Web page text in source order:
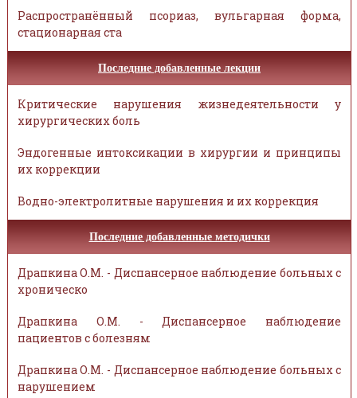
Распространённый псориаз, вульгарная форма,
стационарная ста
Последние добавленные лекции
Критические нарушения жизнедеятельности у
хирургических боль
Эндогенные интоксикации в хирургии и принципы
их коррекции
Водно-электролитные нарушения и их коррекция
Последние добавленные методички
Драпкина О.М. - Диспансерное наблюдение больных с
хроническо
Драпкина О.М. - Диспансерное наблюдение
пациентов с болезням
Драпкина О.М. - Диспансерное наблюдение больных с
нарушением